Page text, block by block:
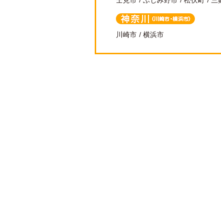
川崎市
横浜市